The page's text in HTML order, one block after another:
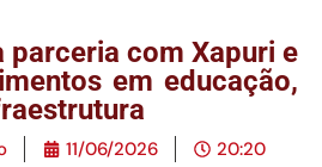
parceria com Xapuri e
em educação,
11/06/2026 20:20